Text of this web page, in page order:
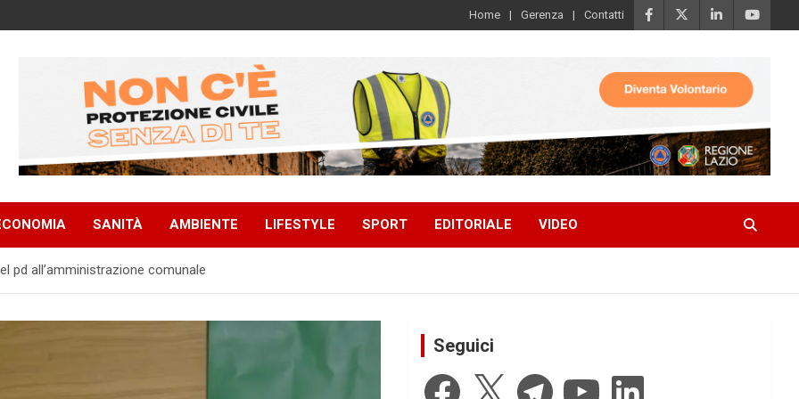
Home Gerenza Contatti
SANITÀ AMBIENTE LIFESTYLE SPORT EDITORIALE VIDEO
pd all’amministrazione comunale
Seguici
Facebook
X TelegramYouTube LinkedIn